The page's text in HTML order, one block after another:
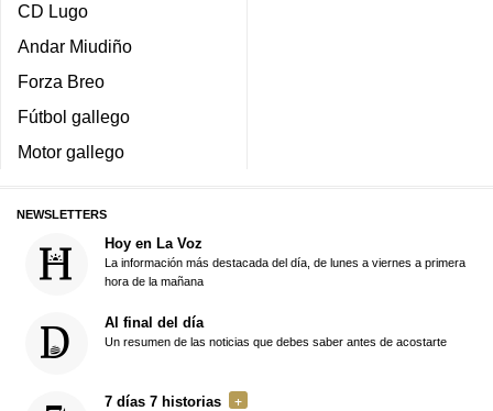
CD Lugo
Andar Miudiño
Forza Breo
Fútbol gallego
Motor gallego
NEWSLETTERS
Hoy en La Voz
La información más destacada del día, de lunes a viernes a primera
hora de la mañana
Al final del día
Un resumen de las noticias que debes saber antes de acostarte
7 días 7 historias